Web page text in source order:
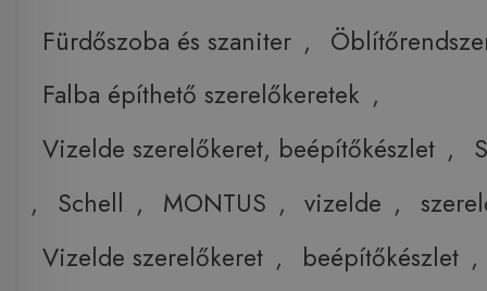
Fürdőszoba és szaniter ,
Falba építhető szerelőkeretek ,
Vizelde szerelőkeret, beépítőkészlet ,
,
Schell , MONTUS , vizelde ,
Vizelde szerelőkeret , beépítőkészlet ,